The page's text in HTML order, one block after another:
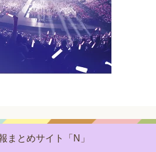
まとめサイト「N」